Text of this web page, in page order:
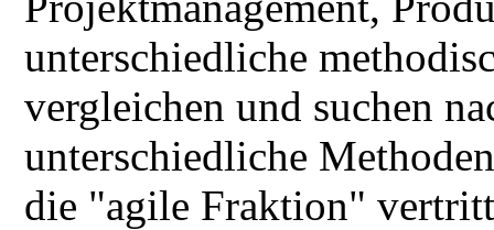
unterschiedliche
vergleichen und suchen
unterschiedliche
die "agile Fraktion"